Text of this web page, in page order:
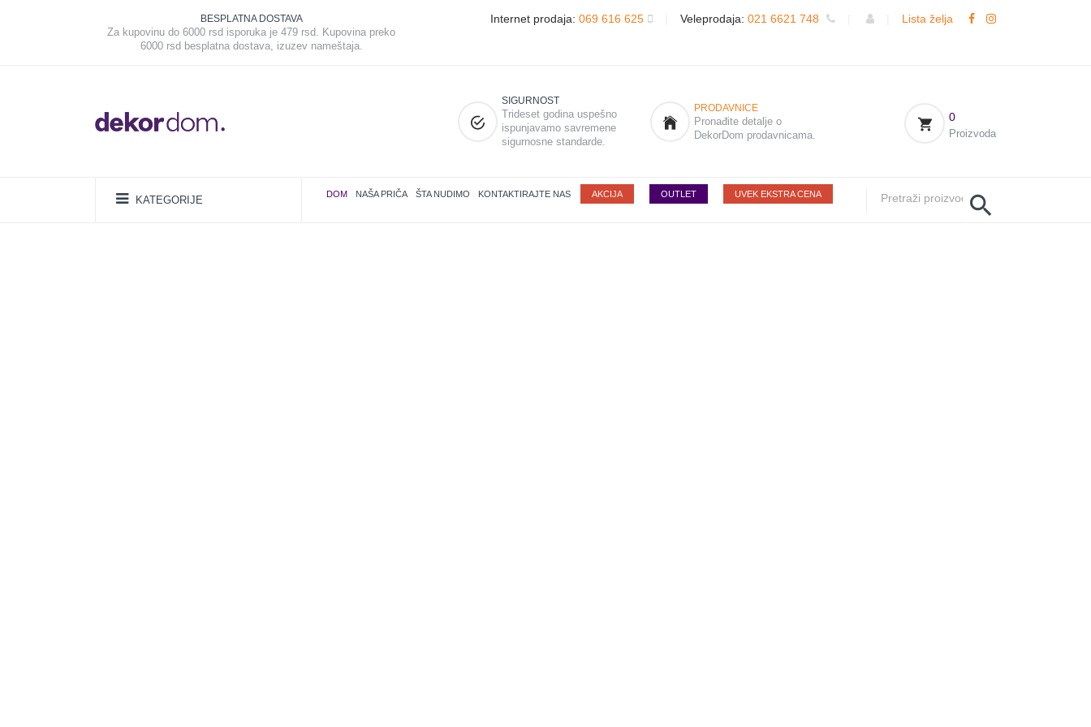
BESPLATNA DOSTAVA
Za kupovinu do 6000 rsd isporuka je 479 rsd. Kupovina preko
6000 rsd besplatna dostava, izuzev nameštaja.
Internet prodaja: 069 616 625 Veleprodaja: 021 6621 748 Lista želja
SIGURNOST
Trideset godina uspešno
ispunjavamo savremene
sigurnosne standarde.
PRODAVNICE
Pronađite detalje o
DekorDom prodavnicama.
0
Proizvoda
KATEGORIJE DOM NAŠA PRIČA ŠTA NUDIMO KONTAKTIRAJTE NAS AKCIJA OUTLET UVEK EKSTRA CENA